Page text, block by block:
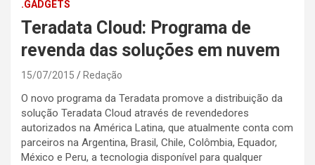
.GADGETS
Teradata Cloud: Programa de
revenda das soluções em nuvem
15/07/2015 Redação
O novo programa da Teradata promove a distribuição da
solução Teradata Cloud através de revendedores
autorizados na América Latina, que atualmente conta com
parceiros na Argentina, Brasil, Chile, Colômbia, Equador,
México e Peru, a tecnologia disponível para qualquer